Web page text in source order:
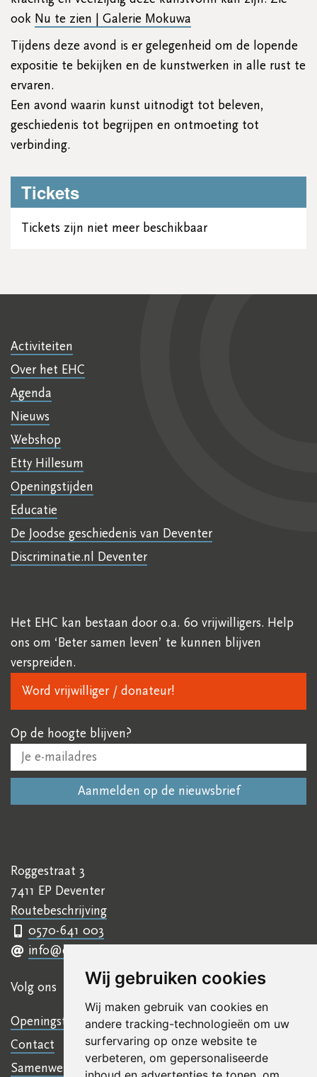
Wij gebruiken cookies
Wij maken gebruik van cookies en
andere tracking-technologieën om uw
surfervaring op onze website te
verbeteren, om gepersonaliseerde
ook Nu te zien | Galerie Mokuwa
Tijdens deze avond is er gelegenheid om de lopende
expositie te bekijken en de kunstwerken in alle rust te
ervaren.
Een avond waarin kunst uitnodigt tot beleven,
geschiedenis tot begrijpen en ontmoeting tot
verbinding.
Tickets
Tickets zijn niet meer beschikbaar
Activiteiten
Over het EHC
Agenda
Nieuws
Webshop
Etty Hillesum
Openingstijden
Educatie
De Joodse geschiedenis van Deventer
Discriminatie.nl Deventer
Het EHC kan bestaan door o.a. 60 vrijwilligers. Help
ons om ‘Beter samen leven’ te kunnen blijven
verspreiden.
Word vrijwilliger / donateur!
Op de hoogte blijven?
Roggestraat 3
7411 EP Deventer
Routebeschrijving
0570-641 003
info@ettyhillesumcentrum.nl
Volg ons
Openingstijden
Contact
Samenwerkingen